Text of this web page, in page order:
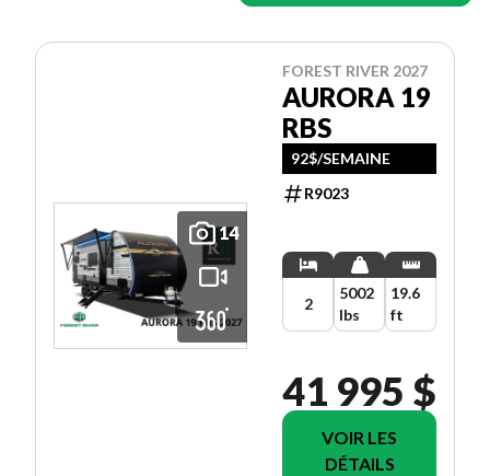
14
FOREST RIVER 2027
AURORA 19
RBS
92$/SEMAINE
R9023
2
5002
lbs
19.6
ft
41 995 $
VOIR LES
DÉTAILS